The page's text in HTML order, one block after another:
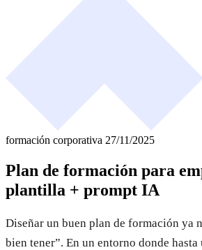
formación corporativa 27/11/2025
Plan de formación para
plantilla + prompt IA
Diseñar un buen plan de formación ya
bien tener”. En un entorno donde hasta